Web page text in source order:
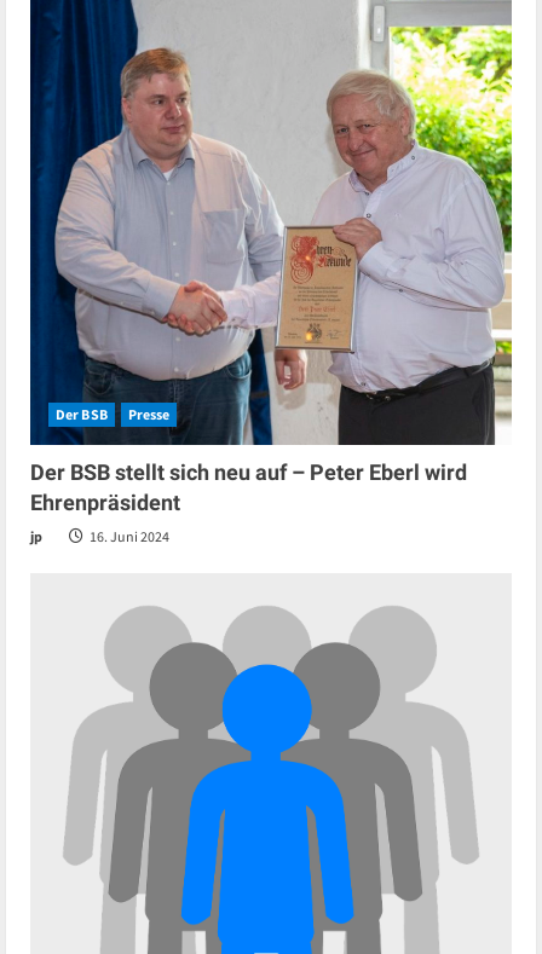
Der BSB Presse
Der BSB stellt sich neu auf – Peter Eberl wird
Ehrenpräsident
jp 16. Juni 2024